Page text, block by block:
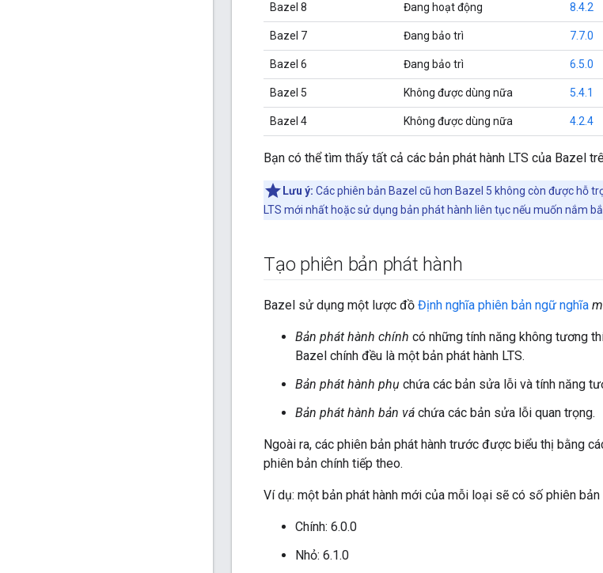
Bazel 8 Đang hoạt động 8.4.2
Bazel 7 Đang bảo trì 7.7.0
Bazel 6 Đang bảo trì 6.5.0
Bazel 5 Không được dùng nữa 5.4.1
Bazel 4 Không được dùng nữa 4.2.4
Bạn có thể tìm thấy tất cả các bản phát hành LTS của Bazel
Lưu ý: Các phiên bản Bazel cũ hơn Bazel 5 không còn được hỗ
LTS mới nhất hoặc sử dụng bản phát hành liên tục nếu muốn nắm
Tạo phiên bản phát hành
Bazel sử dụng một lược đồ Định nghĩa phiên bản ngữ nghĩa
Bản phát hành chính có những tính năng không tương
Bazel chính đều là một bản phát hành LTS.
Bản phát hành phụ chứa các bản sửa lỗi và tính năng
Bản phát hành bản vá chứa các bản sửa lỗi quan trọng.
Ngoài ra, các phiên bản phát hành trước được biểu thị bằng
phiên bản chính tiếp theo.
Ví dụ: một bản phát hành mới của mỗi loại sẽ có số phiên bản
Chính: 6.0.0
Nhỏ: 6.1.0